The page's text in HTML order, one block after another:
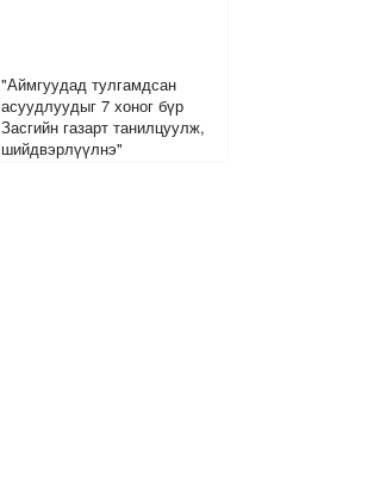
"Аймгуудад тулгамдсан
асуудлуудыг 7 хоног бүр
Засгийн газарт танилцуулж,
шийдвэрлүүлнэ"